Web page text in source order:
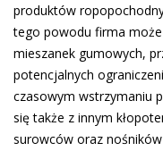
produktów
tego powodu firma
mieszanek gumowych,
potencjalnych
czasowym wstrzymaniu
się także z innym
surowców oraz